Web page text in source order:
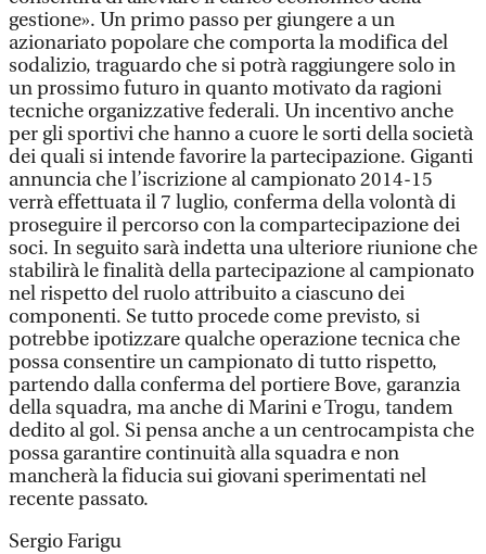
gestione». Un primo passo per giungere a un
azionariato popolare che comporta la modifica del
sodalizio, traguardo che si potrà raggiungere solo in
un prossimo futuro in quanto motivato da ragioni
tecniche organizzative federali. Un incentivo anche
per gli sportivi che hanno a cuore le sorti della società
dei quali si intende favorire la partecipazione. Giganti
annuncia che l’iscrizione al campionato 2014-15
verrà effettuata il 7 luglio, conferma della volontà di
proseguire il percorso con la compartecipazione dei
soci. In seguito sarà indetta una ulteriore riunione che
stabilirà le finalità della partecipazione al campionato
nel rispetto del ruolo attribuito a ciascuno dei
componenti. Se tutto procede come previsto, si
potrebbe ipotizzare qualche operazione tecnica che
possa consentire un campionato di tutto rispetto,
partendo dalla conferma del portiere Bove, garanzia
della squadra, ma anche di Marini e Trogu, tandem
dedito al gol. Si pensa anche a un centrocampista che
possa garantire continuità alla squadra e non
mancherà la fiducia sui giovani sperimentati nel
recente passato.
Sergio Farigu